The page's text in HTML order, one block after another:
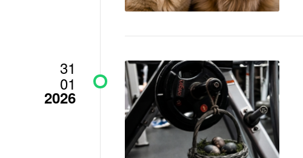
31
01
2026